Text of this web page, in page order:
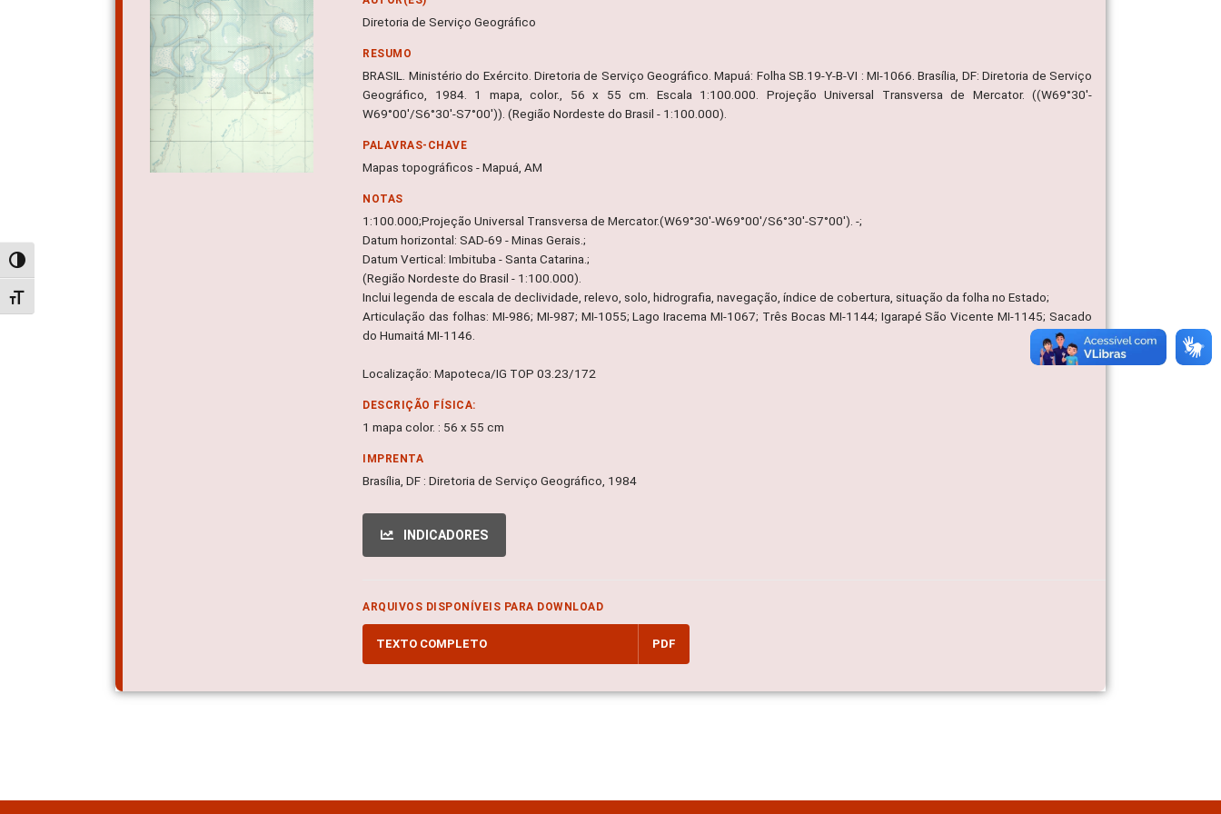
Alternar alto contraste
Alternar tamanho da fonte
Diretoria de Serviço Geográfico
RESUMO
BRASIL. Ministério do Exército. Diretoria de Serviço Geográfico. Mapuá: Folha SB.19-Y-B-VI : MI-1066. Brasília, DF: Diretoria de Serviço
Geográfico, 1984. 1 mapa, color., 56 x 55 cm. Escala 1:100.000. Projeção Universal Transversa de Mercator. ((W69°30'-
W69°00'/S6°30'-S7°00')). (Região Nordeste do Brasil - 1:100.000).
PALAVRAS-CHAVE
Mapas topográficos - Mapuá, AM
NOTAS
1:100.000;Projeção Universal Transversa de Mercator.(W69°30'-W69°00'/S6°30'-S7°00'). -;
Datum horizontal: SAD-69 - Minas Gerais.;
Datum Vertical: Imbituba - Santa Catarina.;
(Região Nordeste do Brasil - 1:100.000).
Inclui legenda de escala de declividade, relevo, solo, hidrografia, navegação, índice de cobertura, situação da folha no Estado;
Articulação das folhas: MI-986; MI-987; MI-1055; Lago Iracema MI-1067; Três Bocas MI-1144; Igarapé São Vicente MI-1145; Sacado
do Humaitá MI-1146.
Localização: Mapoteca/IG TOP 03.23/172
DESCRIÇÃO FÍSICA:
1 mapa color. : 56 x 55 cm
IMPRENTA
Brasília, DF : Diretoria de Serviço Geográfico, 1984
INDICADORES
ARQUIVOS DISPONÍVEIS PARA DOWNLOAD
TEXTO COMPLETO PDF